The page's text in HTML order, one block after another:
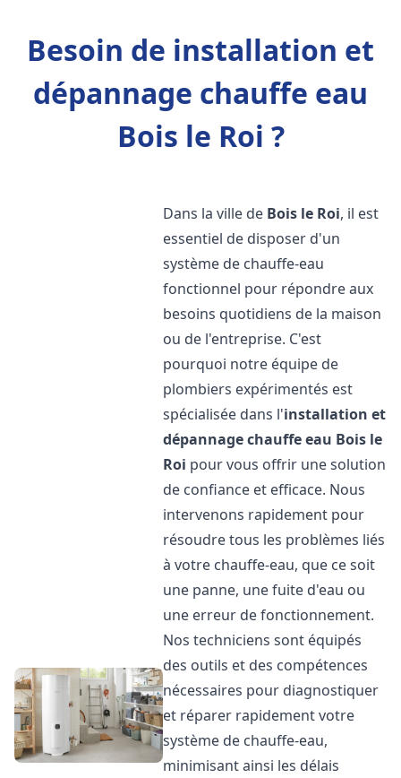
Besoin de installation et
dépannage chauffe eau
Bois le Roi ?
Dans la ville de Bois le Roi, il est
essentiel de disposer d'un
système de chauffe-eau
fonctionnel pour répondre aux
besoins quotidiens de la maison
ou de l'entreprise. C'est
pourquoi notre équipe de
plombiers expérimentés est
spécialisée dans l'installation et
dépannage chauffe eau Bois le
Roi pour vous offrir une solution
de confiance et efficace. Nous
intervenons rapidement pour
résoudre tous les problèmes liés
à votre chauffe-eau, que ce soit
une panne, une fuite d'eau ou
une erreur de fonctionnement.
Nos techniciens sont équipés
des outils et des compétences
nécessaires pour diagnostiquer
et réparer rapidement votre
système de chauffe-eau,
minimisant ainsi les délais